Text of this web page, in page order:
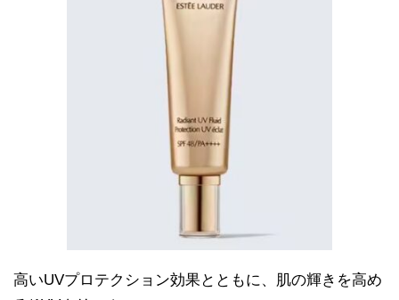
高いUVプロテクション効果とともに、肌の輝きを高め